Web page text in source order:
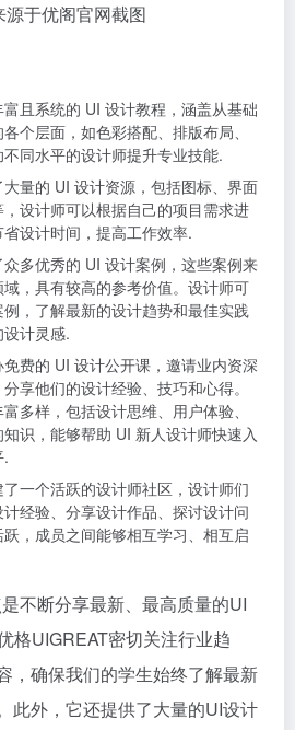
源于优阁官网截图
富且系统的 UI 设计教程，涵盖从基础
个层面，如色彩搭配、排版布局、
同水平的设计师提升专业技能.
量的 UI 设计资源，包括图标、界面
设计师可以根据自己的项目需求进
设计时间，提高工作效率.
众多优秀的 UI 设计案例，这些案例来
，具有较高的参考价值。设计师可
，了解最新的设计趋势和最佳实践
计灵感.
免费的 UI 设计公开课，邀请业内资深
享他们的设计经验、技巧和心得。
多样，包括设计思维、用户体验、
识，能够帮助 UI 新人设计师快速入
.
了一个活跃的设计师社区，设计师们
经验、分享设计作品、探讨设计问
，成员之间能够相互学习、相互启
不断分享最新、最高质量的UI
格UIGREAT密切关注行业趋
，确保我们的学生始终了解最新
此外，它还提供了大量的UI设计